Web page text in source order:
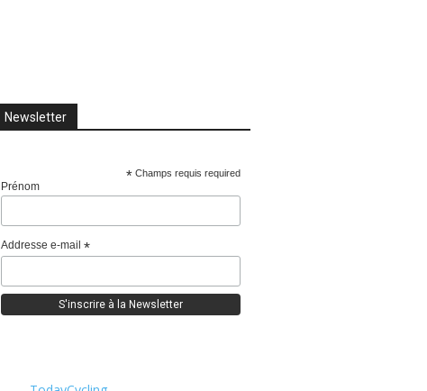
Newsletter
*Champs requis required
Prénom
Addresse e-mail*